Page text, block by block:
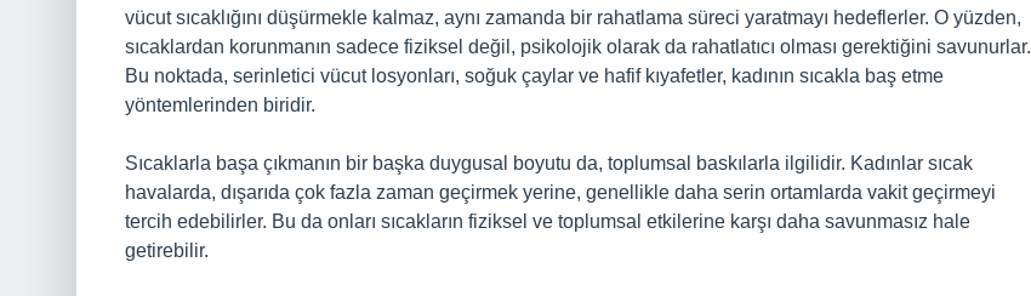
vücut sıcaklığını düşürmekle kalmaz, aynı zamanda bir rahatlama süreci yaratmayı hedeflerler. O yüzden,
sıcaklardan korunmanın sadece fiziksel değil, psikolojik olarak da rahatlatıcı olması gerektiğini savunurlar.
Bu noktada, serinletici vücut losyonları, soğuk çaylar ve hafif kıyafetler, kadının sıcakla baş etme
yöntemlerinden biridir.
Sıcaklarla başa çıkmanın bir başka duygusal boyutu da, toplumsal baskılarla ilgilidir. Kadınlar sıcak
havalarda, dışarıda çok fazla zaman geçirmek yerine, genellikle daha serin ortamlarda vakit geçirmeyi
tercih edebilirler. Bu da onları sıcakların fiziksel ve toplumsal etkilerine karşı daha savunmasız hale
getirebilir.